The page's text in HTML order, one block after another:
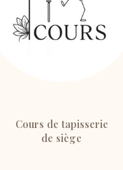
Cours de tapisserie
de siège